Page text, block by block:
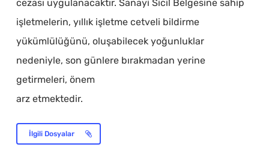
cezası uygulanacaktır. Sanayi Sicil Belgesine sahip
işletmelerin, yıllık işletme cetveli bildirme
yükümlülüğünü, oluşabilecek yoğunluklar
nedeniyle, son günlere bırakmadan yerine
getirmeleri, önem
arz etmektedir.
İlgili Dosyalar